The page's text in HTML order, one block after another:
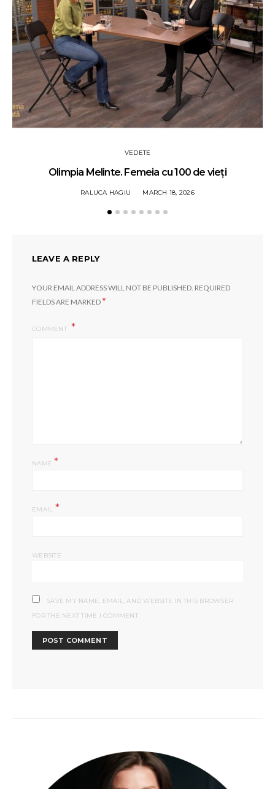
VEDETE
Olimpia Melinte. Femeia cu 100 de vieți
RALUCA HAGIU MARCH 18, 2026
LEAVE A REPLY
YOUR EMAIL ADDRESS WILL NOT BE PUBLISHED. REQUIRED
FIELDS ARE MARKED*
COMMENT
NAME*
EMAIL *
WEBSITE
SAVE MY NAME, EMAIL, AND WEBSITE IN THIS BROWSER
FOR THE NEXT TIME I COMMENT.